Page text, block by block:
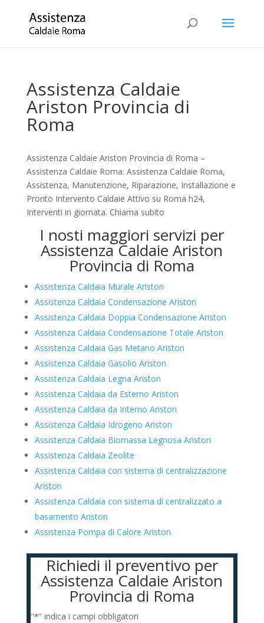
Assistenza Caldaie
Ariston Provincia di
Roma
Assistenza Caldaie Ariston Provincia di Roma –
Assistenza Caldaie Roma: Assistenza Caldaie Roma,
Assistenza, Manutenzione, Riparazione, Installazione e
Pronto Intervento Caldaie Attivo su Roma h24,
Interventi in giornata. Chiama subito
I nosti maggiori servizi per
Assistenza Caldaie Ariston
Provincia di Roma
Assistenza Caldaia Murale Ariston
Assistenza Caldaia Condensazione Ariston
Assistenza Caldaia Doppia Condensazione Ariston
Assistenza Caldaia Condensazione Totale Ariston
Assistenza Caldaia Gas Metano Ariston
Assistenza Caldaia Gasolio Ariston
Assistenza Caldaia Legna Ariston
Assistenza Caldaia da Esterno Ariston
Assistenza Caldaia da Interno Ariston
Assistenza Caldaia Idrogeno Ariston
Assistenza Caldaia Biomassa Legnosa Ariston
Assistenza Caldaia Zeolite
Assistenza Caldaia con sistema di centralizzazione
Ariston
Assistenza Caldaia con sistema di centralizzato a
basamento Ariston
Assistenza Pompa di Calore Ariston
Richiedi il preventivo per
Assistenza Caldaie Ariston
Provincia di Roma
"*" indica i campi obbligatori